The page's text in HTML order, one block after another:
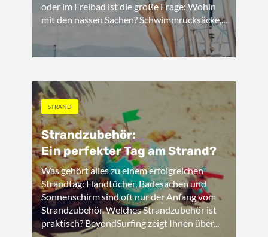
oder im Freibad ist die große Frage: Wohin
mit den nassen Sachen? Schwimmrucksäcke,...
STRAND
Strandzubehör:
Ein perfekter Tag am Strand?
Was gehört alles zu einem erfolgreichen
Strandtag: Handtücher, Badesachen und
Sonnenschirm sind oft nur der Anfang vom
Strandzubehör. Welches Strandzubehör ist
praktisch? BeyondSurfing zeigt Ihnen über...